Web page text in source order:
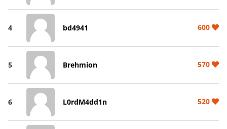
4 bd4941 600
5 Brehmion 570
6 L0rdM4dd1n 520